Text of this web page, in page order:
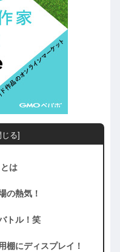
は
の熱気！
トル！笑
棚にディスプレイ！